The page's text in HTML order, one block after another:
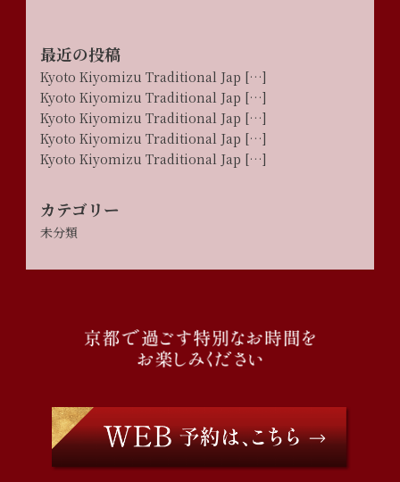
最近の投稿
Kyoto Kiyomizu Traditional Jap […]
Kyoto Kiyomizu Traditional Jap […]
Kyoto Kiyomizu Traditional Jap […]
Kyoto Kiyomizu Traditional Jap […]
Kyoto Kiyomizu Traditional Jap […]
カテゴリー
未分類